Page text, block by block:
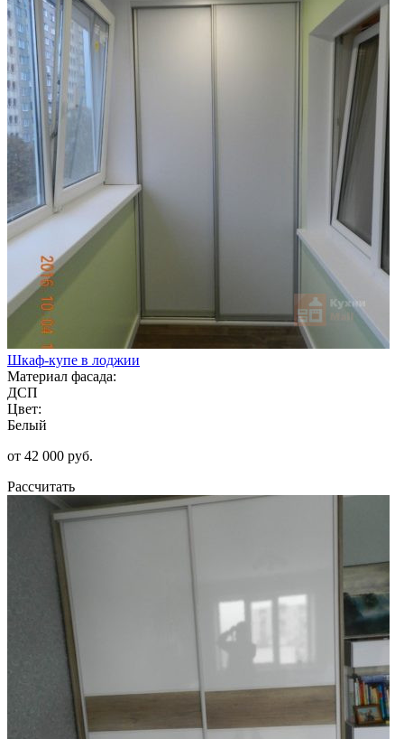
Шкаф-купе в лоджии
Материал фасада:
ДСП
Цвет:
Белый
от 42 000 руб.
Рассчитать